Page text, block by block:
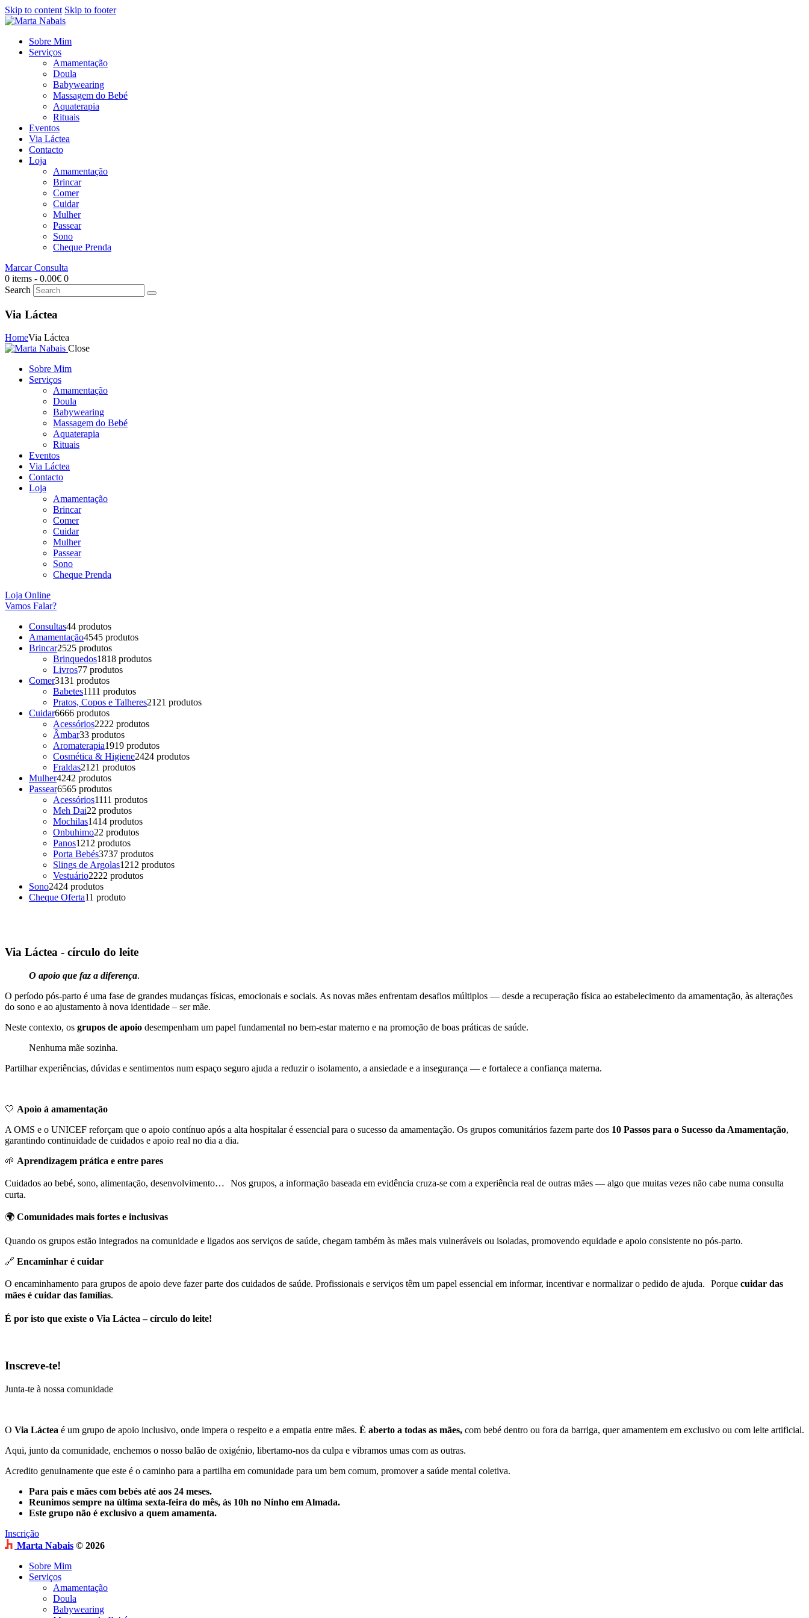
Skip to content Skip to footer
Sobre Mim
Serviços
Amamentação
Doula
Babywearing
Massagem do Bebé
Aquaterapia
Rituais
Eventos
Via Láctea
Contacto
Loja
Amamentação
Brincar
Comer
Cuidar
Mulher
Passear
Sono
Cheque Prenda
Marcar Consulta
0 items - 0.00€ 0
Search
Via Láctea
HomeVia Láctea
Close
Sobre Mim
Serviços
Amamentação
Doula
Babywearing
Massagem do Bebé
Aquaterapia
Rituais
Eventos
Via Láctea
Contacto
Loja
Amamentação
Brincar
Comer
Cuidar
Mulher
Passear
Sono
Cheque Prenda
Loja Online
Vamos Falar?
Consultas44 produtos
Amamentação4545 produtos
Brincar2525 produtos
Brinquedos1818 produtos
Livros77 produtos
Comer3131 produtos
Babetes1111 produtos
Pratos, Copos e Talheres2121 produtos
Cuidar6666 produtos
Acessórios2222 produtos
Âmbar33 produtos
Aromaterapia1919 produtos
Cosmética & Higiene2424 produtos
Fraldas2121 produtos
Mulher4242 produtos
Passear6565 produtos
Acessórios1111 produtos
Meh Dai22 produtos
Mochilas1414 produtos
Onbuhimo22 produtos
Panos1212 produtos
Porta Bebés3737 produtos
Slings de Argolas1212 produtos
Vestuário2222 produtos
Sono2424 produtos
Cheque Oferta11 produto
Via Láctea - círculo do leite
O apoio que faz a diferença.
O período pós-parto é uma fase de grandes mudanças físicas, emocionais e sociais. As novas mães enfrentam desafios múltiplos — desde a recuperação física ao estabelecimento da amamentação, às alterações
do sono e ao ajustamento à nova identidade – ser mãe.
Neste contexto, os grupos de apoio desempenham um papel fundamental no bem-estar materno e na promoção de boas práticas de saúde.
Nenhuma mãe sozinha.
Partilhar experiências, dúvidas e sentimentos num espaço seguro ajuda a reduzir o isolamento, a ansiedade e a insegurança — e fortalece a confiança materna.
🤍 Apoio à amamentação
A OMS e o UNICEF reforçam que o apoio contínuo após a alta hospitalar é essencial para o sucesso da amamentação. Os grupos comunitários fazem parte dos 10 Passos para o Sucesso da Amamentação,
garantindo continuidade de cuidados e apoio real no dia a dia.
🌱 Aprendizagem prática e entre pares
Cuidados ao bebé, sono, alimentação, desenvolvimento… Nos grupos, a informação baseada em evidência cruza-se com a experiência real de outras mães — algo que muitas vezes não cabe numa consulta
curta.
🌍 Comunidades mais fortes e inclusivas
Quando os grupos estão integrados na comunidade e ligados aos serviços de saúde, chegam também às mães mais vulneráveis ou isoladas, promovendo equidade e apoio consistente no pós-parto.
🔗 Encaminhar é cuidar
O encaminhamento para grupos de apoio deve fazer parte dos cuidados de saúde. Profissionais e serviços têm um papel essencial em informar, incentivar e normalizar o pedido de ajuda. Porque cuidar das
mães é cuidar das famílias.
É por isto que existe o Via Láctea – círculo do leite!
Inscreve-te!
Junta-te à nossa comunidade
O Via Láctea é um grupo de apoio inclusivo, onde impera o respeito e a empatia entre mães. É aberto a todas as mães, com bebé dentro ou fora da barriga, quer amamentem em exclusivo ou com leite artificial.
Aqui, junto da comunidade, enchemos o nosso balão de oxigénio, libertamo-nos da culpa e vibramos umas com as outras.
Acredito genuinamente que este é o caminho para a partilha em comunidade para um bem comum, promover a saúde mental coletiva.
Para pais e mães com bebés até aos 24 meses.
Reunimos sempre na última sexta-feira do mês, às 10h no Ninho em Almada.
Este grupo não é exclusivo a quem amamenta.
Inscrição
Marta Nabais © 2026
Sobre Mim
Serviços
Amamentação
Doula
Babywearing